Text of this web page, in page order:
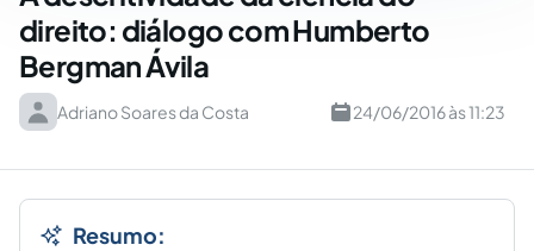
direito: diálogo com Humberto
Bergman Ávila
Adriano Soares da Costa 24/06/2016 às 11:23
Resumo: